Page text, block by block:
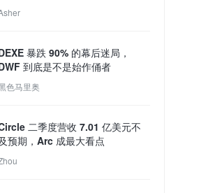
暴跌 90% 的幕后迷局，
到底是不是始作俑者
色马里奥
二季度营收 7.01 亿美元不
预期，Arc 成最大看点